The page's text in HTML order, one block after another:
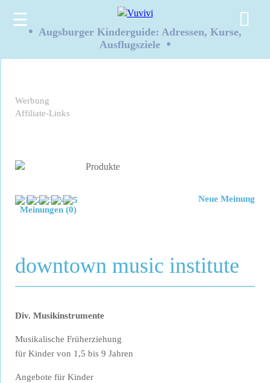
☰
• Augsburger Kinderguide: Adressen, Kurse,
Ausflugsziele •
Werbung
Affiliate-Links
Meinungen (0)
Neue Meinung
downtown music institute
Div. Musikinstrumente
Musikalische Früherziehung
für Kinder von 1,5 bis 9 Jahren
Angebote für Kinder